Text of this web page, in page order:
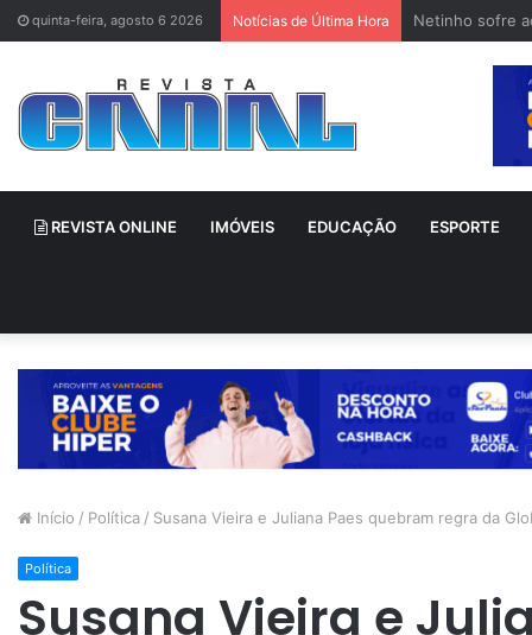
quinta-feira, agosto 6 2026 Notícias de Última Hora Netinho sofre
REVISTA ONLINE IMÓVEIS EDUCAÇÃO ESPORTE
Início / Política / Susana Vieira e Juliana Paes quebram regra da
Política
Susana Vieira e